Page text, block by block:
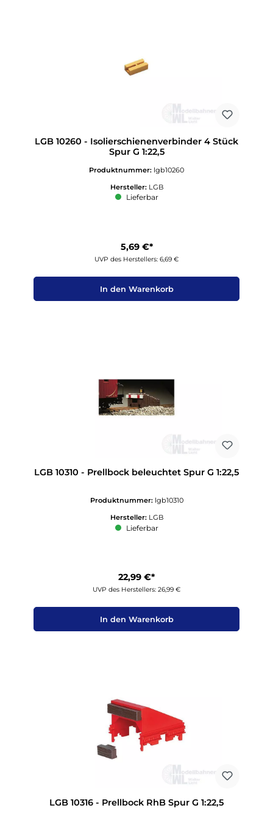
LGB 10260 - Isolierschienenverbinder 4 Stück
Spur G 1:22,5
Produktnummer: lgb10260
Hersteller: LGB
Lieferbar
5,69 €*
UVP des Herstellers: 6,69 €
In den Warenkorb
LGB 10310 - Prellbock beleuchtet Spur G 1:22,5
Produktnummer: lgb10310
Hersteller: LGB
Lieferbar
22,99 €*
UVP des Herstellers: 26,99 €
In den Warenkorb
LGB 10316 - Prellbock RhB Spur G 1:22,5